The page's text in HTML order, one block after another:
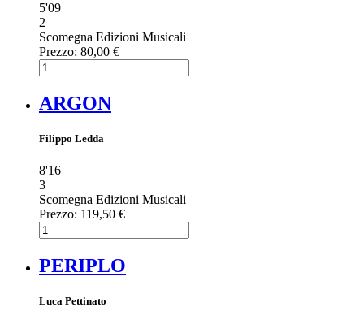
5'09
2
Scomegna Edizioni Musicali
Prezzo: 80,00 €
ARGON
Filippo Ledda
8'16
3
Scomegna Edizioni Musicali
Prezzo: 119,50 €
PERIPLO
Luca Pettinato